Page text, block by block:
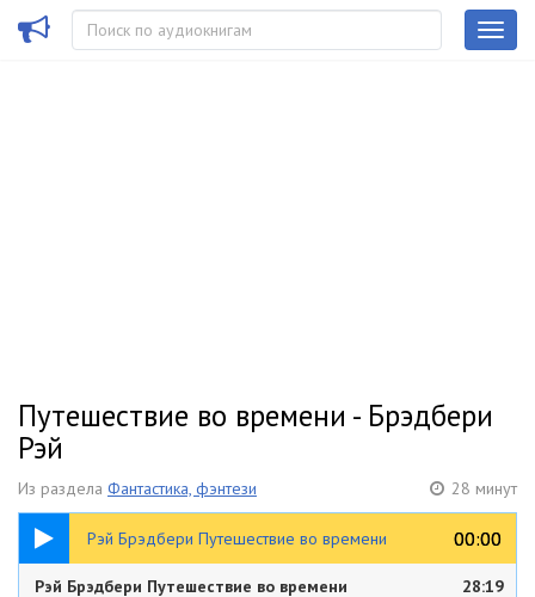
Путешествие во времени - Брэдбери
Рэй
Из раздела Фантастика, фэнтези 28 минут
Рэй Брэдбери Путешествие во времени 00:00
00:00
28:19
Рэй Брэдбери Путешествие во времени 28:19